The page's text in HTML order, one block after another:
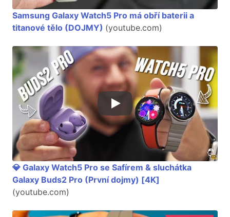
Samsung Galaxy Watch5 Pro má obří baterii a
titanové tělo (DOJMY) (youtube.com)
💎 Galaxy Watch5 Pro se Safírem & sluchátka
Galaxy Buds2 Pro (První dojmy) [4K]
(youtube.com)